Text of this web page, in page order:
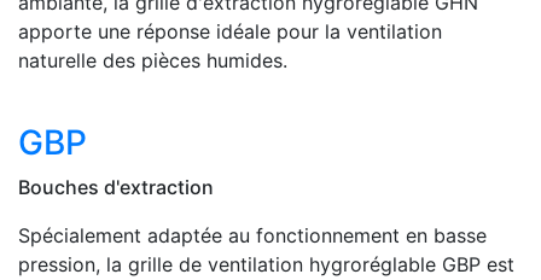
apporte une réponse idéale pour la ventilation
naturelle des pièces humides.
GBP
Bouches d'extraction
Spécialement adaptée au fonctionnement en basse
pression, la grille de ventilation hygroréglable GBP est